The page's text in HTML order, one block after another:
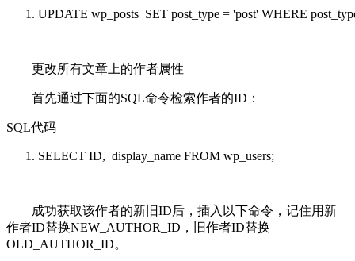
UPDATE wp_posts SET post_type = 'post' WHERE
更改所有文章上的作者属性
首先通过下面的SQL命令检索作者的ID：
SQL代码
SELECT ID, display_name FROM wp_users;
成功获取该作者的新旧ID后，插入以下命令，记住用新
作者ID替换NEW_AUTHOR_ID，旧作者ID替换
OLD_AUTHOR_ID。